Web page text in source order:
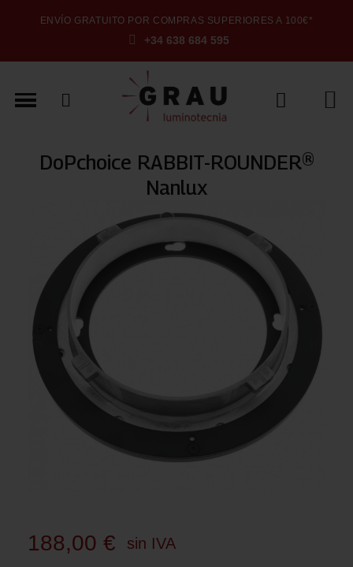
ENVÍO GRATUITO POR COMPRAS SUPERIORES A 100€*
+34 638 684 595
DoPchoice RABBIT-ROUNDER®
Nanlux
188,00 € sin IVA